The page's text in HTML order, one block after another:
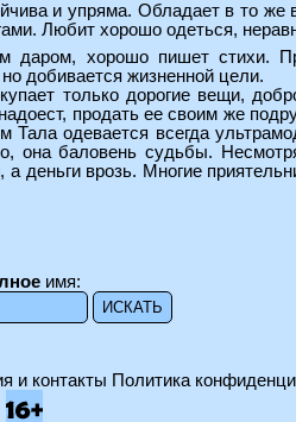
и упряма. Обладает в то
Любит хорошо одеться,
даром, хорошо пишет стихи.
добивается жизненной цели.
только дорогие вещи,
продать ее своим же
одевается всегда
баловень судьбы.
деньги врозь. Многие
имя:
и контакты Политика